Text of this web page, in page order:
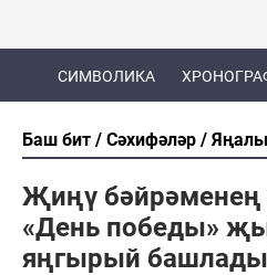
СИМВОЛИКА
Баш бит Сәхифәләр
Җиңү
«День победы»
яңгырый башлады